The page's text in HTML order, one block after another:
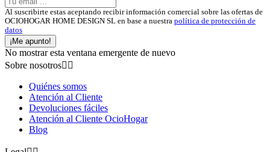
Al suscribirte estas aceptando recibir información comercial sobre las ofertas de
OCIOHOGAR HOME DESIGN SL en base a nuestra política de protección de
datos
¡Me apunto!
No mostrar esta ventana emergente de nuevo
Sobre nosotros 
Quiénes somos
Atención al Cliente
Devoluciones fáciles
Atención al Cliente OcioHogar
Blog